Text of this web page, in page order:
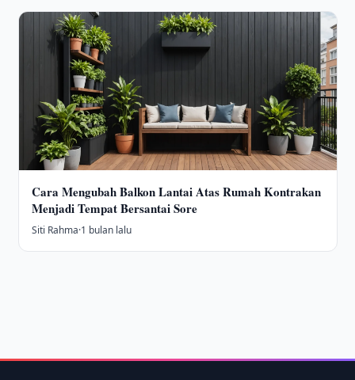
Cara Mengubah Balkon Lantai Atas Rumah Kontrakan
Menjadi Tempat Bersantai Sore
Siti Rahma·1 bulan lalu